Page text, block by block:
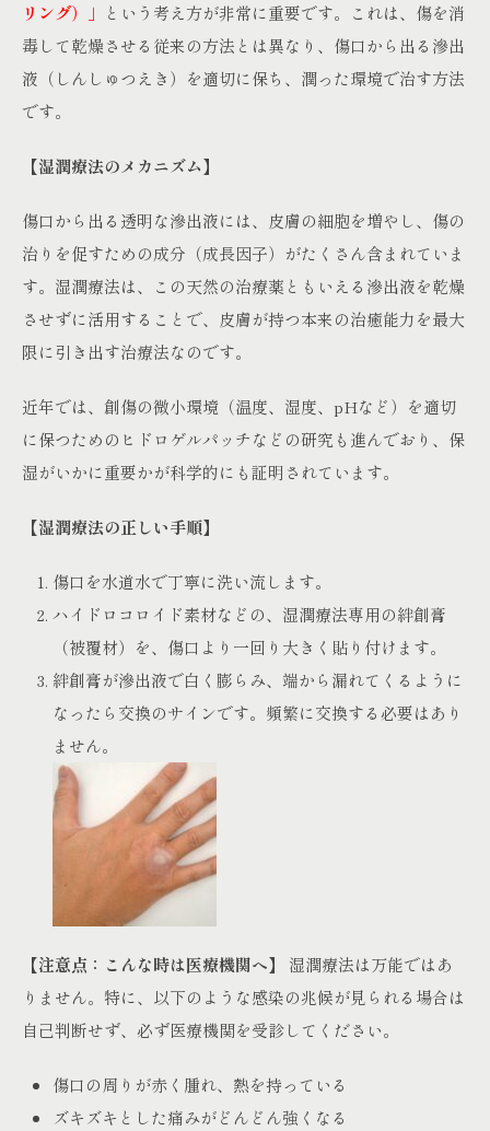
リング）」
という考え方が非常に重要です。これは、傷を消
毒して乾燥させる従来の方法とは異なり、傷口から出る滲出
液（しんしゅつえき）を適切に保ち、潤った環境で治す方法
です。
【湿潤療法のメカニズム】
傷口から出る透明な滲出液には、皮膚の細胞を増やし、傷の
治りを促すための成分（成長因子）がたくさん含まれていま
す。湿潤療法は、この天然の治療薬ともいえる滲出液を乾燥
させずに活用することで、皮膚が持つ本来の治癒能力を最大
限に引き出す治療法なのです。
近年では、創傷の微小環境（温度、湿度、pHなど）を適切
に保つためのヒドロゲルパッチなどの研究も進んでおり、保
湿がいかに重要かが科学的にも証明されています。
【湿潤療法の正しい手順】
傷口を水道水で丁寧に洗い流します。
ハイドロコロイド素材などの、湿潤療法専用の絆創膏
（被覆材）を、傷口より一回り大きく貼り付けます。
絆創膏が滲出液で白く膨らみ、端から漏れてくるように
なったら交換のサインです。頻繁に交換する必要はあり
ません。
【注意点：こんな時は医療機関へ】
湿潤療法は万能ではあ
りません。特に、以下のような感染の兆候が見られる場合は
自己判断せず、必ず医療機関を受診してください。
傷口の周りが赤く腫れ、熱を持っている
ズキズキとした痛みがどんどん強くなる